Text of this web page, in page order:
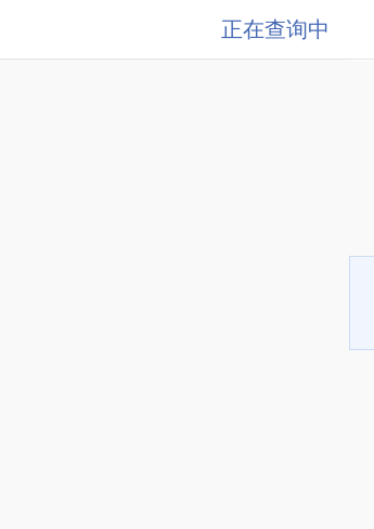
正在查询中